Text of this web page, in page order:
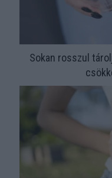
Sokan rosszul